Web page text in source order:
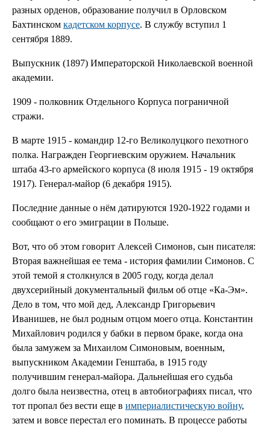
разных орденов, образование получил в Орловском
Бахтинском кадетском корпусе. В службу вступил 1
сентября 1889.
Выпускник (1897) Императорской Николаевской военной
академии.
1909 - полковник Отдельного Корпуса пограничной
стражи.
В марте 1915 - командир 12-го Великолуцкого пехотного
полка. Награжден Георгиевским оружием. Начальник
штаба 43-го армейского корпуса (8 июля 1915 - 19 октября
1917). Генерал-майор (6 декабря 1915).
Последние данные о нём датируются 1920-1922 годами и
сообщают о его эмиграции в Польше.
Вот, что об этом говорит Алексей Симонов, сын писателя:
Вторая важнейшая ее тема - история фамилии Симонов. С
этой темой я столкнулся в 2005 году, когда делал
двухсерийный документальный фильм об отце «Ка-Эм».
Дело в том, что мой дед, Александр Григорьевич
Иванишев, не был родным отцом моего отца. Константин
Михайлович родился у бабки в первом браке, когда она
была замужем за Михаилом Симоновым, военным,
выпускником Академии Генштаба, в 1915 году
получившим генерал-майора. Дальнейшая его судьба
долго была неизвестна, отец в автобиографиях писал, что
тот пропал без вести еще в империалистическую войну,
затем и вовсе перестал его поминать. В процессе работы